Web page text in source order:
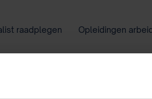
raadplegen Opleidingen